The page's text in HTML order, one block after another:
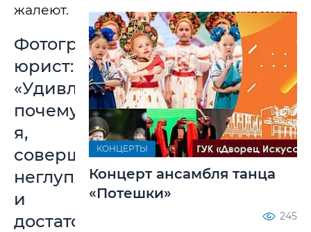
жалеют.
Фотограф-
юрист:
«Удивляло
почему
я,
совершенно
неглупая
и
достаточно
КОНЦЕРТЫ
Концерт ансамбля танца
«Потешки»
245